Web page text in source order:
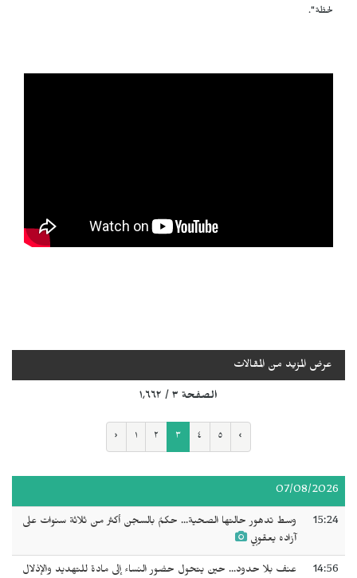
لحظة".
عرض المزيد من المقالات
الصفحة ٣ / ١٬٦٦٢
‹ ١ ٢ ٣ ٤ ٥ ›
07/08/2026
15:24
وسط تدهور حالتها الصحية... حكمٌ بالسجن ‌‌‌أكثر من ثلاثة سنوات على
آزاده يعقوبي
14:56 عنف بلا حدود... حين يتحول حضور النساء إلى مادة للتهديد والإذلال